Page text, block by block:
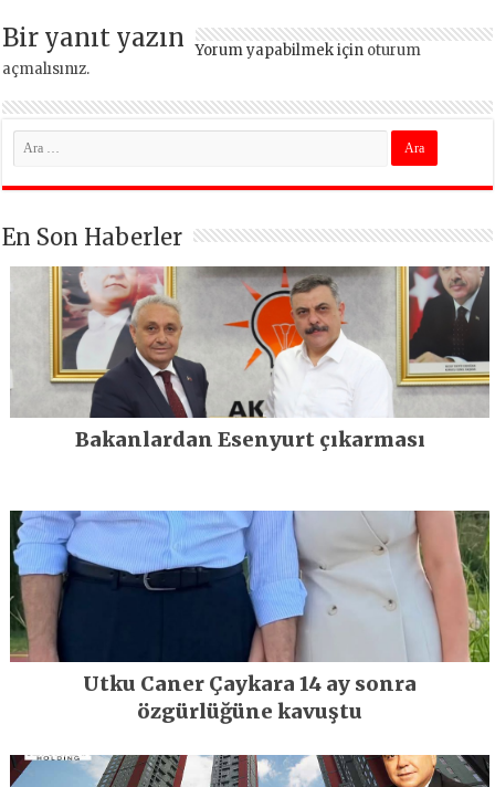
Bir yanıt yazın Yorum yapabilmek için oturum
açmalısınız.
En Son Haberler
Bakanlardan Esenyurt çıkarması
Utku Caner Çaykara 14 ay sonra
özgürlüğüne kavuştu